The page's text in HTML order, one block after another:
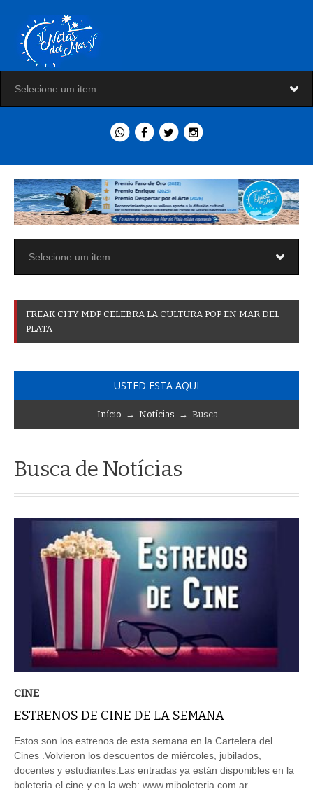
FREAK CITY MDP CELEBRA LA CULTURA POP EN MAR DEL
PLATA
USTED ESTA AQUI
Início → Notícias → Busca
Busca de Notícias
CINE
ESTRENOS DE CINE DE LA SEMANA
Estos son los estrenos de esta semana en la Cartelera del
Cines .Volvieron los descuentos de miércoles, jubilados,
docentes y estudiantes.Las entradas ya están disponibles en la
boleteria el cine y en la web: www.miboleteria.com.ar